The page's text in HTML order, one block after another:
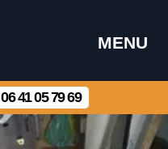
MENU
06 41 05 79 69